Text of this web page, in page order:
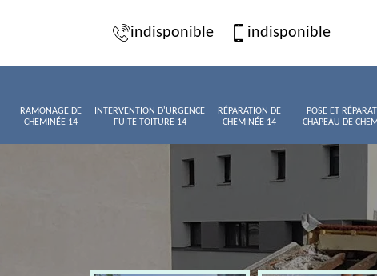
indisponible indisponible
RAMONAGE DE
CHEMINÉE 14
INTERVENTION D'URGENCE
FUITE TOITURE 14
RÉPARATION DE
CHEMINÉE 14
POSE ET
CHAPEAU DE